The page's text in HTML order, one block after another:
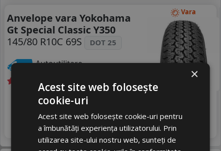
Vara
Anvelope vara Yokohama
Gt Special Classic Y350
145/80 R10C 69S
DOT 25
Autoutilitare
Livrare gratuită *
388RON
472 RON
Discount17% Adauga in cos
×
Acest site web folosește
cookie-uri
Acest site web folosește cookie-uri pentru
a îmbunătăți experiența utilizatorului. Prin
utilizarea site-ului nostru web, sunteți de